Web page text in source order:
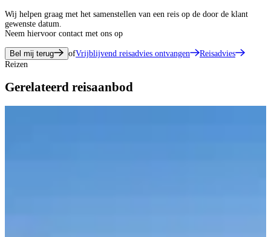
Wij helpen graag met het samenstellen van een reis op de door de klant
gewenste datum.
Neem hiervoor contact met ons op
Bel mij terug ofVrijblijvend reisadvies ontvangen
Reisadvies
Reizen
Gerelateerd reisaanbod